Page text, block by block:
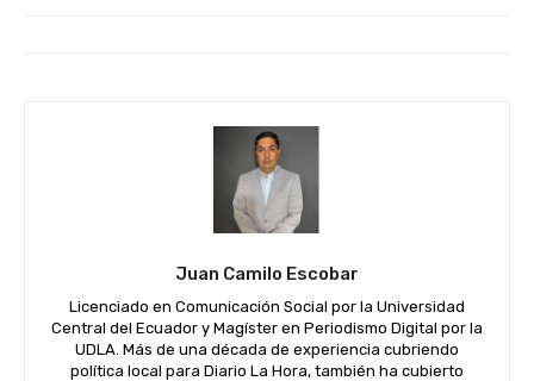
Juan Camilo Escobar
Licenciado en Comunicación Social por la Universidad
Central del Ecuador y Magíster en Periodismo Digital por la
UDLA. Más de una década de experiencia cubriendo
política local para Diario La Hora, también ha cubierto